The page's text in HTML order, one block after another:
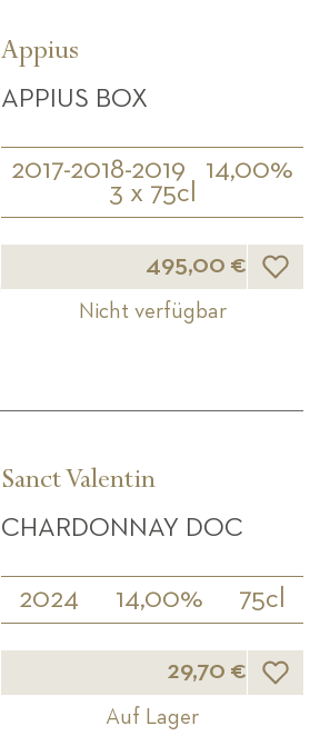
Appius
APPIUS BOX
2017-2018-2019
14,00%
3 x 75cl
495,00 €
Nicht verfügbar
Sanct Valentin
CHARDONNAY DOC
2024 14,00% 75cl
29,70 €
Auf Lager